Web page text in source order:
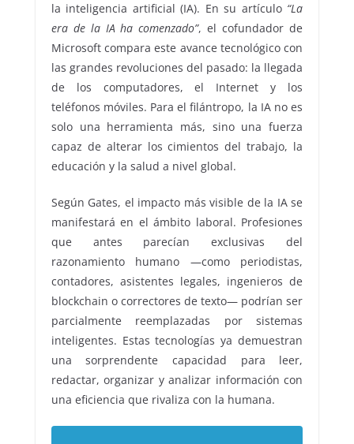
la inteligencia artificial (IA). En su artículo “La
era de la IA ha comenzado”, el cofundador de
Microsoft compara este avance tecnológico con
las grandes revoluciones del pasado: la llegada
de los computadores, el Internet y los
teléfonos móviles. Para el filántropo, la IA no es
solo una herramienta más, sino una fuerza
capaz de alterar los cimientos del trabajo, la
educación y la salud a nivel global.
Según Gates, el impacto más visible de la IA se
manifestará en el ámbito laboral. Profesiones
que antes parecían exclusivas del
razonamiento humano —como periodistas,
contadores, asistentes legales, ingenieros de
blockchain o correctores de texto— podrían ser
parcialmente reemplazadas por sistemas
inteligentes. Estas tecnologías ya demuestran
una sorprendente capacidad para leer,
redactar, organizar y analizar información con
una eficiencia que rivaliza con la humana.